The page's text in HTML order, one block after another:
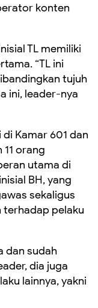
konten
TL memiliki
“TL ini
tujuh
ini, leader-nya
Kamar 601 dan
orang
utama di
BH, yang
sekaligus
terhadap pelaku
dan sudah
dia juga
lainnya, yakni